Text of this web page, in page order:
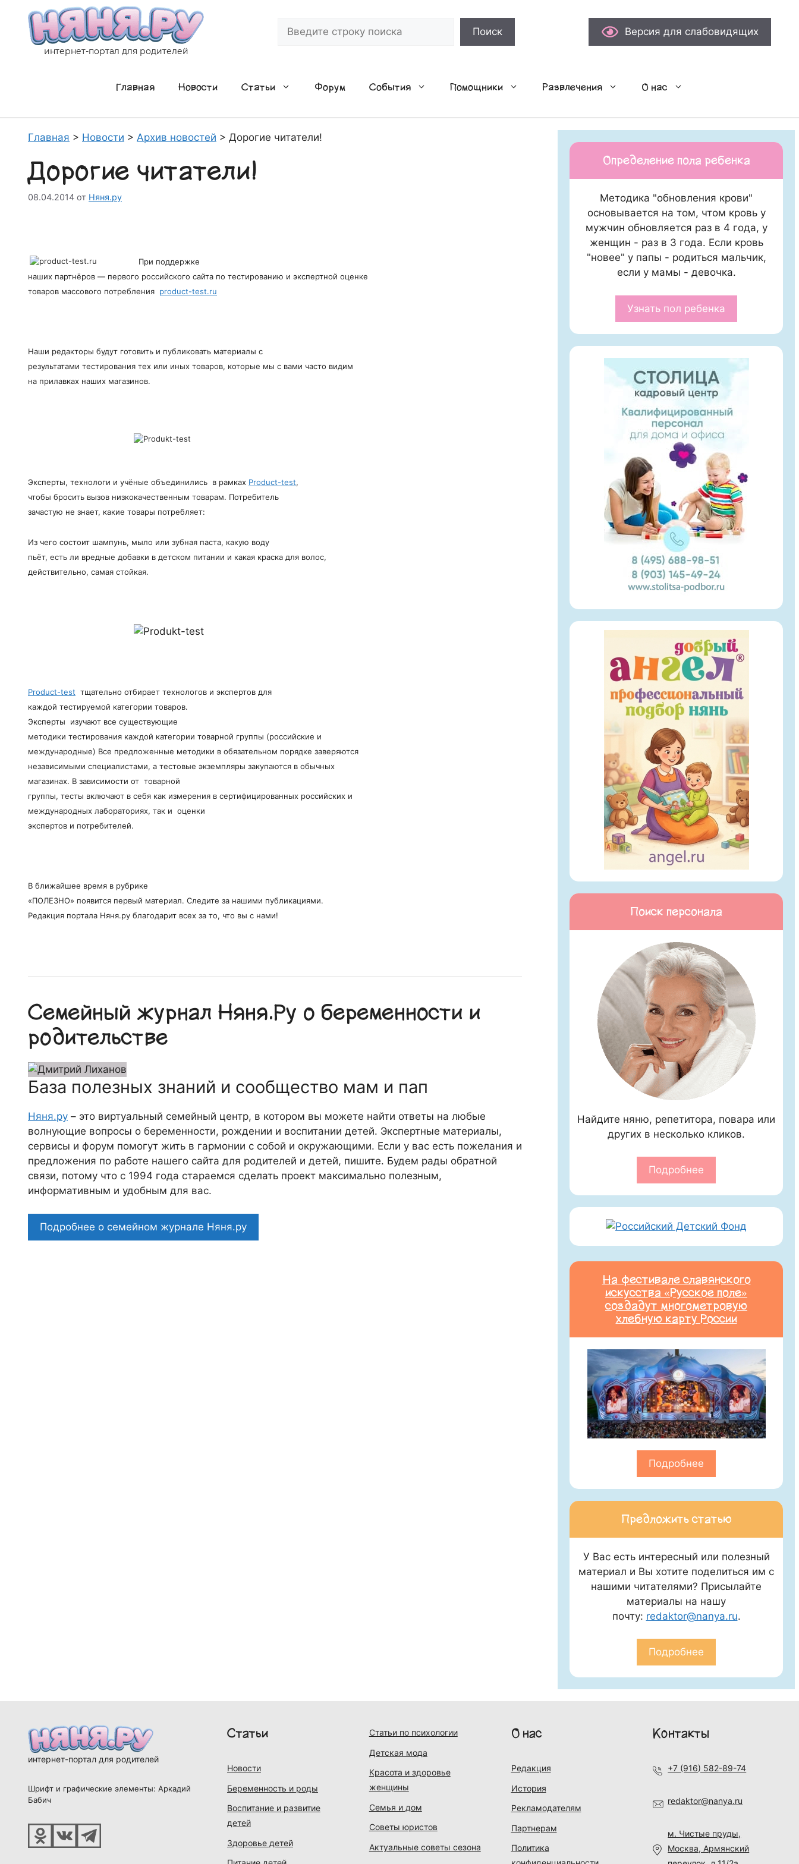
содержимому
интернет-портал для родителей
Поиск Версия для слабовидящих
Главная Новости Статьи Форум События Помощники Развлечения О нас
Главная > Новости > Архив новостей > Дорогие читатели!
Дорогие читатели!
08.04.2014 от Няня.ру
При поддержке
наших партнёров — первого российского сайта по тестированию и экспертной оценке
товаров массового потребления product-test.ru
Наши редакторы будут готовить и публиковать материалы с
результатами тестирования тех или иных товаров, которые мы с вами часто видим
на прилавках наших магазинов.
Эксперты, технологи и учёные объединились в рамках Product-test,
чтобы бросить вызов низкокачественным товарам. Потребитель
зачастую не знает, какие товары потребляет:
Из чего состоит шампунь, мыло или зубная паста, какую воду
пьёт, есть ли вредные добавки в детском питании и какая краска для волос,
действительно, самая стойкая.
Product-test тщательно отбирает технологов и экспертов для
каждой тестируемой категории товаров.
Эксперты изучают все существующие
методики тестирования каждой категории товарной группы (российские и
международные) Все предложенные методики в обязательном порядке заверяются
независимыми специалистами, а тестовые экземпляры закупаются в обычных
магазинах. В зависимости от товарной
группы, тесты включают в себя как измерения в сертифицированных российских и
международных лабораториях, так и оценки
экспертов и потребителей.
В ближайшее время в рубрике
«ПОЛЕЗНО» появится первый материал. Следите за нашими публикациями.
Редакция портала Няня.ру благодарит всех за то, что вы с нами!
Семейный журнал Няня.Ру о беременности и
родительстве
База полезных знаний и сообщество мам и пап
Няня.ру – это виртуальный семейный центр, в котором вы можете найти ответы на любые
волнующие вопросы о беременности, рождении и воспитании детей. Экспертные материалы,
сервисы и форум помогут жить в гармонии с собой и окружающими. Если у вас есть пожелания и
предложения по работе нашего сайта для родителей и детей, пишите. Будем рады обратной
связи, потому что c 1994 года стараемся сделать проект максимально полезным,
информативным и удобным для вас.
Подробнее о семейном журнале Няня.ру
Определение пола ребенка
Методика "обновления крови"
основывается на том, чтом кровь у
мужчин обновляется раз в 4 года, у
женщин - раз в 3 года. Если кровь
"новее" у папы - родиться мальчик,
если у мамы - девочка.
Узнать пол ребенка
Поиск персонала
Найдите няню, репетитора, повара или
других в несколько кликов.
Подробнее
На фестивале славянского
искусства «Русское поле»
создадут многометровую
хлебную карту России
Подробнее
Предложить статью
У Вас есть интересный или полезный
материал и Вы хотите поделиться им с
нашими читателями? Присылайте
материалы на нашу
почту: redaktor@nanya.ru.
Подробнее
интернет-портал для родителей
Шрифт и графические элементы: Аркадий
Бабич
Статьи
Новости
Беременность и роды
Воспитание и развитие
детей
Здоровье детей
Статьи по психологии
Детская мода
Красота и здоровье
женщины
Семья и дом
Советы юристов
Актуальные советы сезона
О нас
Редакция
История
Рекламодателям
Партнерам
Политика
Контакты
+7 (916) 582-89-74
redaktor@nanya.ru
м. Чистые пруды,
Москва, Армянский